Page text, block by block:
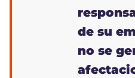
de su
no se